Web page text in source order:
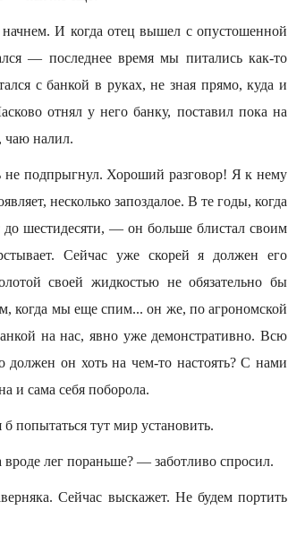
И когда отец вышел с опустошенной
— последнее время мы питались как-то
с банкой в руках, не зная прямо, куда и
отнял у него банку, поставил пока на
чаю налил.
подпрыгнул. Хороший разговор! Я к нему
несколько запоздалое. В те годы, когда
шестидесяти, — он больше блистал своим
Сейчас уже скорей я должен его
своей жидкостью не обязательно бы
когда мы еще спим... он же, по агрономской
на нас, явно уже демонстративно. Всю
должен он хоть на чем-то настоять? С нами
и сама себя поборола.
попытаться тут мир установить.
лег пораньше? — заботливо спросил.
Сейчас выскажет. Не будем портить